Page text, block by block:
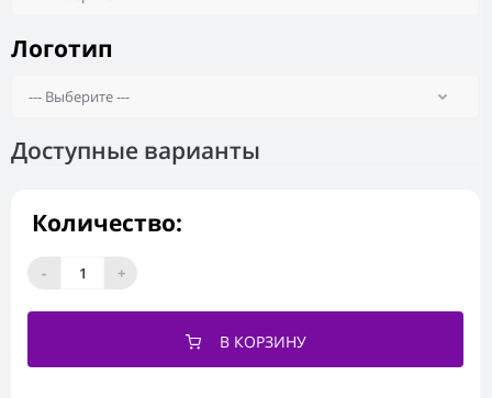
Доступные варианты
Логотип
Количество:
- +
В КОРЗИНУ